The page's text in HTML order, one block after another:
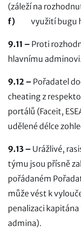
(záleží na
f) využití bugu
9.11 – Proti
hlavnímu
9.12 – Pořadatel
cheating z
portálů (Faceit,
udělené délce
9.13 – Urážlivé,
týmu jsou přísně
pořádaném
může vést k
penalizaci
admina).